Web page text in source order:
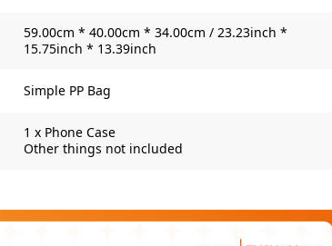
59.00cm * 40.00cm * 34.00cm / 23.23inch *
15.75inch * 13.39inch
Simple PP Bag
1 x Phone Case
Other things not included